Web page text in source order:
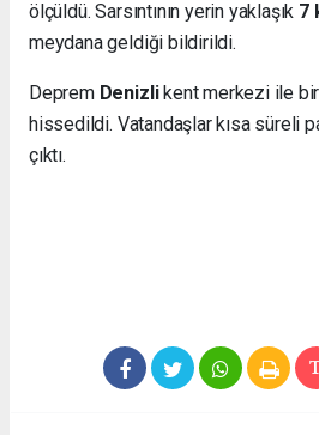
ölçüldü. Sarsıntının yerin yaklaşık 7
meydana geldiği bildirildi.
Deprem Denizlikent merkezi ile
hissedildi. Vatandaşlar kısa süreli
çıktı.